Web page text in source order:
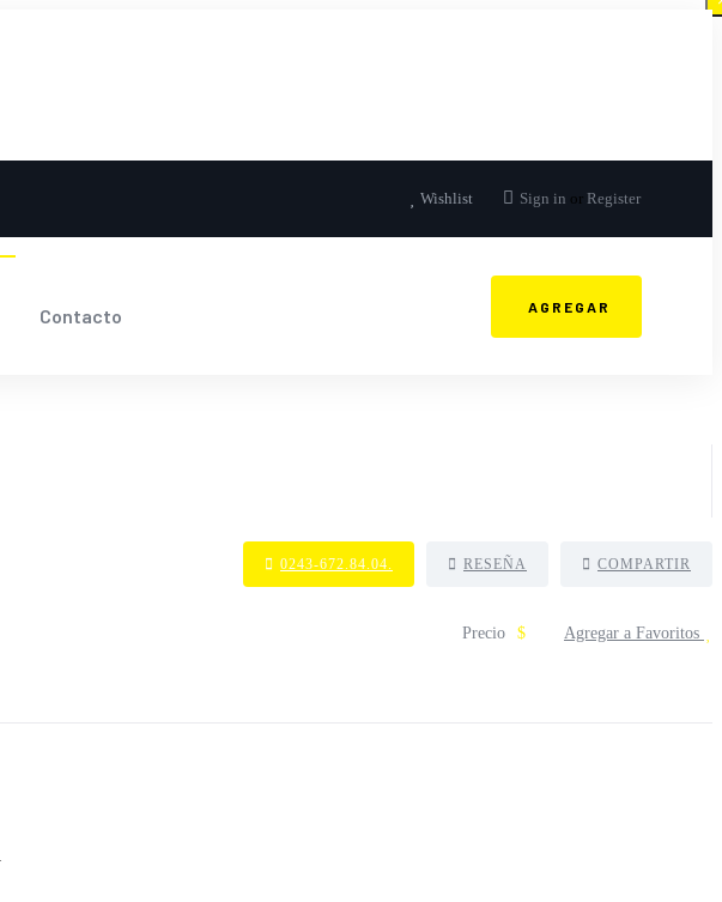
Wishlist Sign in or Register
Contacto AGREGAR
0243-672.84.04. RESEÑA COMPARTIR
Precio $ Agregar a Favoritos